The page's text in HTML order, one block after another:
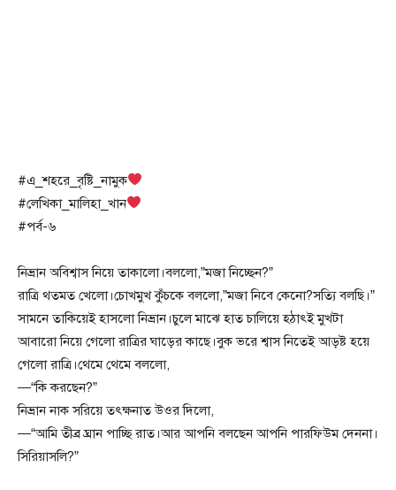
#এ_শহরে_বৃষ্টি_নামুক
#লেখিকা_মালিহা_খান
#পর্ব-৬
নিভ্রান অবিশ্বাস নিয়ে তাকালো।বললো,”মজা নিচ্ছেন?”
রাত্রি থতমত খেলো।চোখমুখ কুঁচকে বললো,”মজা নিবে কেনো?সত্যি বলছি।”
সামনে তাকিয়েই হাসলো নিভ্রান।চুলে মাঝে হাত চালিয়ে হঠাৎই মুখটা
আবারো নিয়ে গেলো রাত্রির ঘাড়ের কাছে।বুক ভরে শ্বাস নিতেই আড়ষ্ট হয়ে
গেলো রাত্রি।থেমে থেমে বললো,
—“কি করছেন?”
নিভ্রান নাক সরিয়ে তৎক্ষনাত উওর দিলো,
—“আমি তীব্র ঘ্রান পাচ্ছি রাত।আর আপনি বলছেন আপনি পারফিউম দেননা।
সিরিয়াসলি?”